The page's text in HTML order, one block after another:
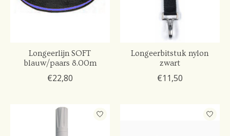
Longeerlijn SOFT
blauw/paars 8.00m
€22,80
Longeerbitstuk nylon
zwart
€11,50